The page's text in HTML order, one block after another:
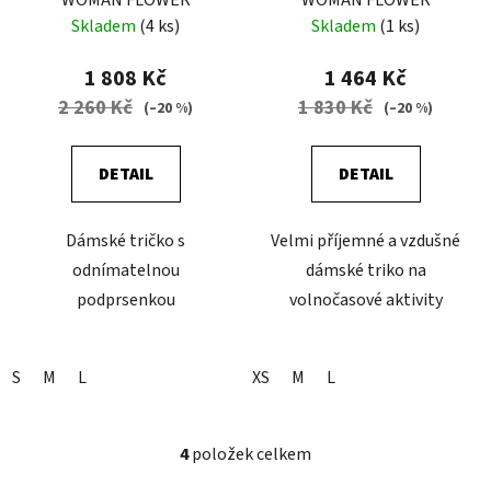
Skladem (4 ks)
1 808 Kč
2 260 Kč (–20 %)
DETAIL
Dámské tričko s
odnímatelnou
podprsenkou
S M L
Skladem (1 ks)
1 464 Kč
1 830 Kč (–20 %)
DETAIL
Velmi příjemné a vzdušné
dámské triko na
volnočasové aktivity
XS M L
O
4položek celkem